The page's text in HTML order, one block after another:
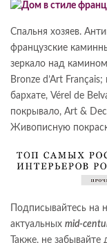
Спальня хозяев.
французские
зеркало над
Bronze d’Art
бархате, Vérel de
покрывало, Art &
Живописную
Подписывайтесь на
актуальных mid-
Также, не